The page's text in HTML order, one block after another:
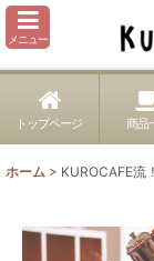
メニュー
トップページ 商品
ホーム > KUROCAFE流